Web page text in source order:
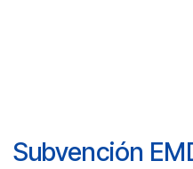
Subvención